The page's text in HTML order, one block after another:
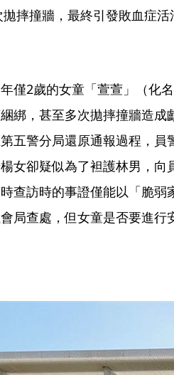
摔撞牆，最終引發敗血症
僅2歲的女童「萱萱」（化
綁，甚至多次拋摔撞牆造成
五警分局還原通報過程，員
女卻疑似為了袒護林男，向
查訪時的事證僅能以「脆弱
局查處，但女童是否要進行